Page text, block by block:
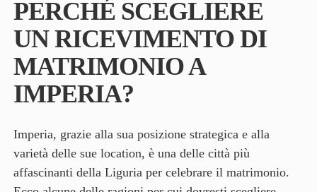
PERCHÉ SCEGLIERE
UN RICEVIMENTO DI
MATRIMONIO A
IMPERIA?
Imperia, grazie alla sua posizione strategica e alla
varietà delle sue location, è una delle città più
affascinanti della Liguria per celebrare il matrimonio.